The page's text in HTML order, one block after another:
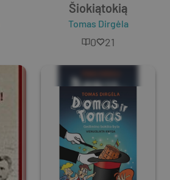
Šiokiątokią
Tomas Dirgėla
0 21